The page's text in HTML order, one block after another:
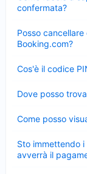
confermata?
Posso
Booking.com?
chiuso
Cos'è il codice
chiuso
Dove posso
chiuso
Come posso
chiuso
Sto immettendo
avverrà il
chiuso